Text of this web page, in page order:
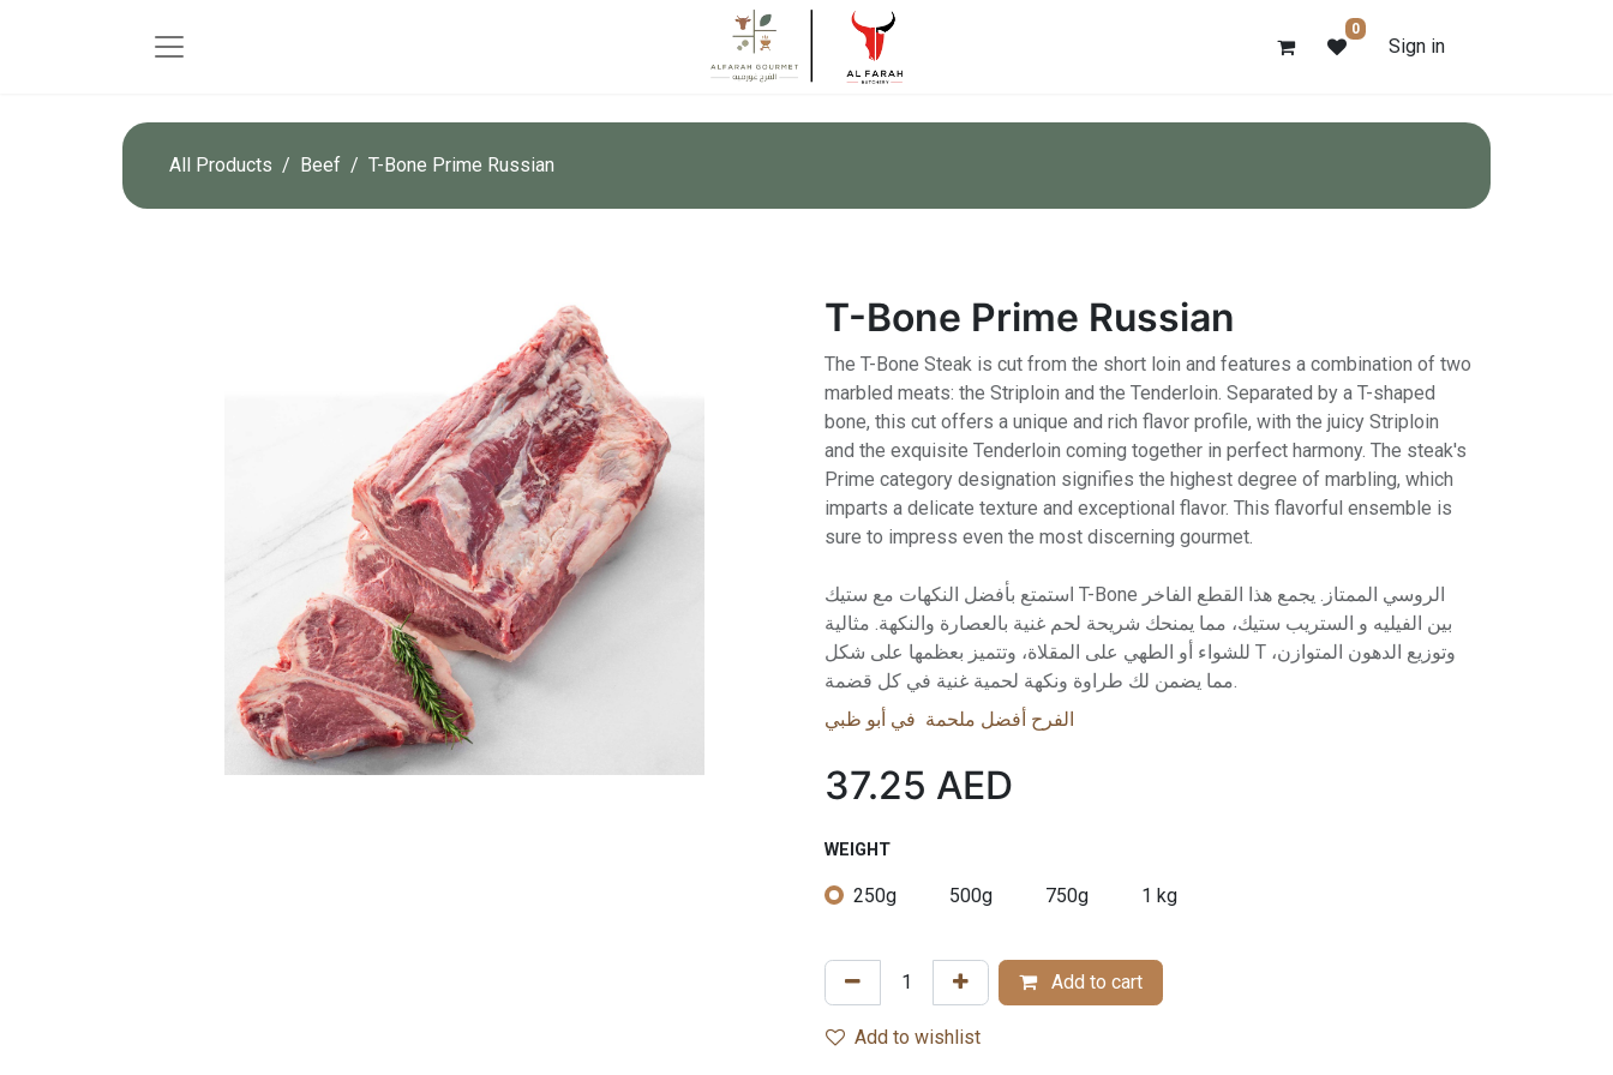
0
Sign in
All Products Beef T-Bone Prime Russian
T-Bone Prime Russian
The T-Bone Steak is cut from the short loin and features a combination of two
marbled meats: the Striploin and the Tenderloin. Separated by a T-shaped
bone, this cut offers a unique and rich flavor profile, with the juicy Striploin
and the exquisite Tenderloin coming together in perfect harmony. The steak's
Prime category designation signifies the highest degree of marbling, which
imparts a delicate texture and exceptional flavor. This flavorful ensemble is
sure to impress even the most discerning gourmet.
استمتع بأفضل النكهات مع ستيك T-Bone الروسي الممتاز. يجمع هذا القطع الفاخر
بين الفيليه و الستريب ستيك، مما يمنحك شريحة لحم غنية بالعصارة والنكهة. مثالية
للشواء أو الطهي على المقلاة، وتتميز بعظمها على شكل T وتوزيع الدهون المتوازن،
مما يضمن لك طراوة ونكهة لحمية غنية في كل قضمة.
الفرح أفضل ملحمة في أبو ظبي
37.25 AED
WEIGHT
250g 500g 750g 1 kg
Add to cart
Add to wishlist